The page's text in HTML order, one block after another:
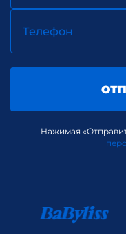
Телефон
Нажимая